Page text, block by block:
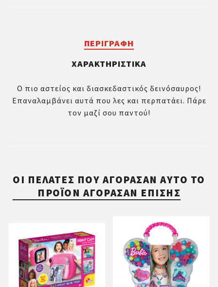
ΠΕΡΙΓΡΑΦΉ
ΧΑΡΑΚΤΗΡΙΣΤΙΚΆ
Ο πιο αστείος και διασκεδαστικός δεινόσαυρος!
Επαναλαμβάνει αυτά που λες και περπατάει. Πάρε
τον μαζί σου παντού!
ΟΙ ΠΕΛΆΤΕΣ ΠΟΥ ΑΓΌΡΑΣΑΝ ΑΥΤΌ ΤΟ
ΠΡΟΪΌΝ ΑΓΌΡΑΣΑΝ ΕΠΊΣΗΣ